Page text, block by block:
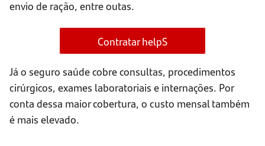
envio de ração, entre outas.
Contratar helpS
Já o seguro saúde cobre consultas, procedimentos
cirúrgicos, exames laboratoriais e internações. Por
conta dessa maior cobertura, o custo mensal também
é mais elevado.